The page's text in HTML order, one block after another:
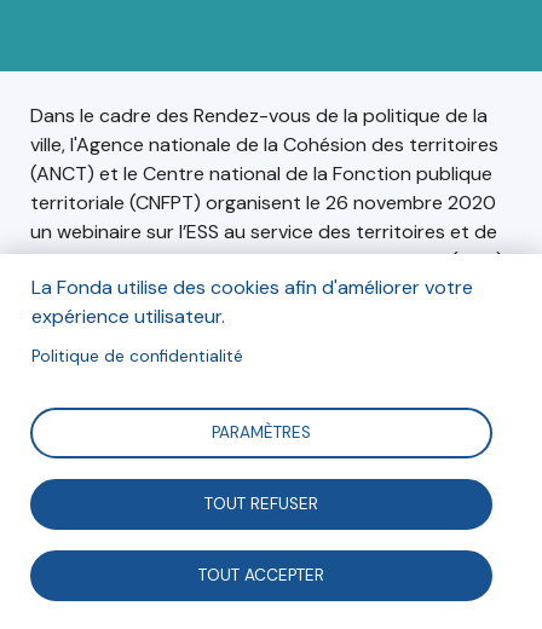
Dans le cadre des Rendez-vous de la politique de la
ville, l'Agence nationale de la Cohésion des territoires
(ANCT) et le Centre national de la Fonction publique
territoriale (CNFPT) organisent le 26 novembre 2020
un webinaire sur l’ESS au service des territoires et de
ses habitant.es en Quartiers politique de la ville (QPV).
Inscription
Inscription en ligne
La Fonda utilise des cookies afin d'améliorer votre
expérience utilisateur.
Politique de confidentialité
PARAMÈTRES
TOUT REFUSER
TOUT ACCEPTER